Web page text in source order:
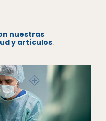
nuestras
y artículos.